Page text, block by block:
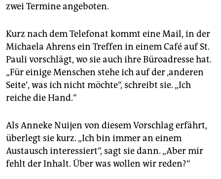
zwei Termine angeboten.
Kurz nach dem Telefonat kommt eine Mail, in der
Michaela Ahrens ein Treffen in einem Café auf St.
Pauli vorschlägt, wo sie auch ihre Büroadresse hat.
„Für einige Menschen stehe ich auf der ‚anderen
Seite‘, was ich nicht möchte“, schreibt sie. „Ich
reiche die Hand.“
Als Anneke Nuijen von diesem Vorschlag erfährt,
überlegt sie kurz. „Ich bin immer an einem
Austausch interessiert“, sagt sie dann. „Aber mir
fehlt der Inhalt. Über was wollen wir reden?“